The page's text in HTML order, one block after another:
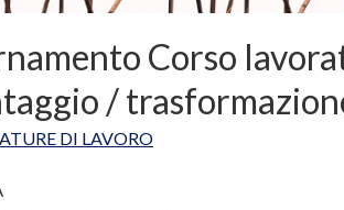
Corso
/
DI LAVORO